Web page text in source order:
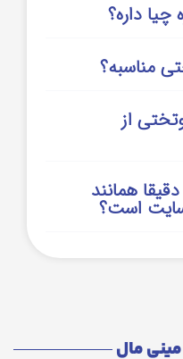
داره؟
مناسبه؟
از
همانند
است؟
مال